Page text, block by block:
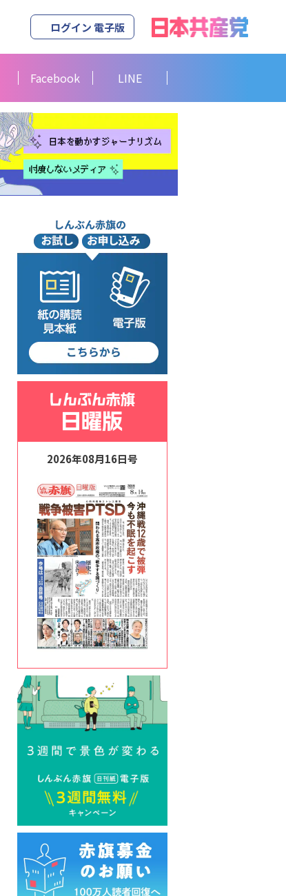
ログイン 電子版
Facebook LINE
2026年08月16日号